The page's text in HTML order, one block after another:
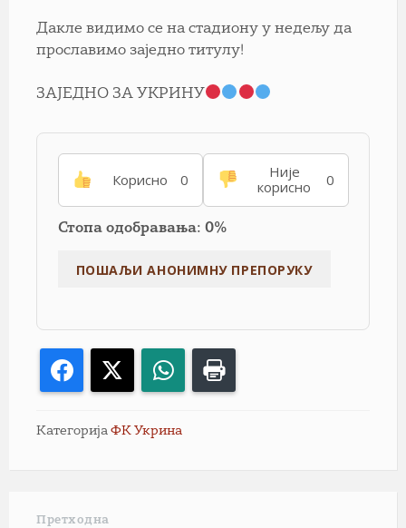
Дакле видимо се на стадиону у недељу да
прославимо заједно титулу!
ЗАЈЕДНО ЗА УКРИНУ
Корисно 0
Није
корисно
0
Стопа одобравања: 0%
Facebook WhatsApp
Категорија ФК Укрина
Претходна